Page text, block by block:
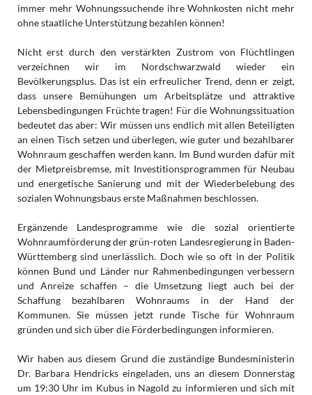
immer mehr Wohnungssuchende ihre Wohnkosten nicht mehr
ohne staatliche Unterstützung bezahlen können!
Nicht erst durch den verstärkten Zustrom von Flüchtlingen
verzeichnen wir im Nordschwarzwald wieder ein
Bevölkerungsplus. Das ist ein erfreulicher Trend, denn er zeigt,
dass unsere Bemühungen um Arbeitsplätze und attraktive
Lebensbedingungen Früchte tragen! Für die Wohnungssituation
bedeutet das aber: Wir müssen uns endlich mit allen Beteiligten
an einen Tisch setzen und überlegen, wie guter und bezahlbarer
Wohnraum geschaffen werden kann. Im Bund wurden dafür mit
der Mietpreisbremse, mit Investitionsprogrammen für Neubau
und energetische Sanierung und mit der Wiederbelebung des
sozialen Wohnungsbaus erste Maßnahmen beschlossen.
Ergänzende Landesprogramme wie die sozial orientierte
Wohnraumförderung der grün-roten Landesregierung in Baden-
Württemberg sind unerlässlich. Doch wie so oft in der Politik
können Bund und Länder nur Rahmenbedingungen verbessern
und Anreize schaffen – die Umsetzung liegt auch bei der
Schaffung bezahlbaren Wohnraums in der Hand der
Kommunen. Sie müssen jetzt runde Tische für Wohnraum
gründen und sich über die Förderbedingungen informieren.
Wir haben aus diesem Grund die zuständige Bundesministerin
Dr. Barbara Hendricks eingeladen, uns an diesem Donnerstag
um 19:30 Uhr im Kubus in Nagold zu informieren und sich mit